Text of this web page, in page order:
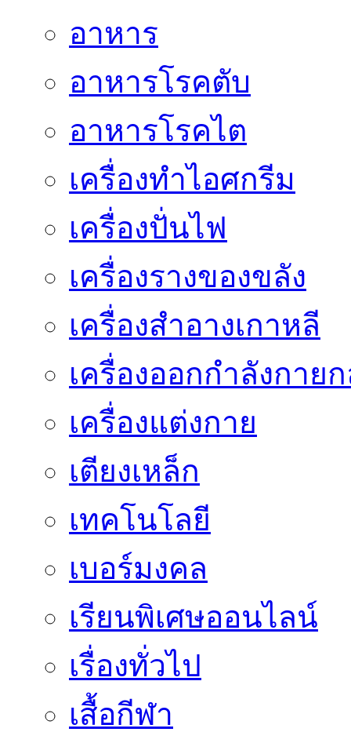
อาหาร
อาหารโรคตับ
อาหารโรคไต
เครื่องทำไอศกรีม
เครื่องปั่นไฟ
เครื่องรางของขลัง
เครื่องสำอางเกาหลี
เครื่องออกกำลังกาย
เครื่องแต่งกาย
เตียงเหล็ก
เทคโนโลยี
เบอร์มงคล
เรียนพิเศษออนไลน์
เรื่องทั่วไป
เสื้อกีฬา